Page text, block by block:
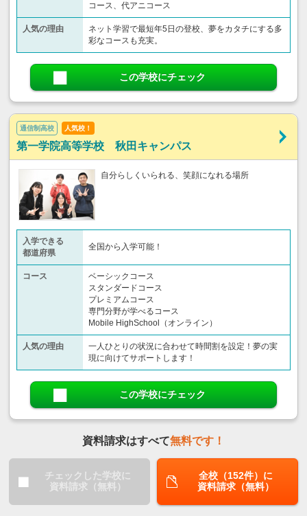
コース、代アニコース
人気の理由
ネット学習で最短年5日の登校、夢をカタチにする多
彩なコースも充実。
この学校にチェック
通信制高校 人気校！
第一学院高等学校 秋田キャンパス
自分らしくいられる、笑顔になれる場所
入学できる
都道府県
全国から入学可能！
コース
ベーシックコース
スタンダードコース
プレミアムコース
専門分野が学べるコース
Mobile HighSchool（オンライン）
人気の理由
一人ひとりの状況に合わせて時間割を設定！夢の実
現に向けてサポートします！
この学校にチェック
資料請求はすべて無料です！
チェックした学校に
資料請求（無料）
全校（152件）に
資料請求（無料）